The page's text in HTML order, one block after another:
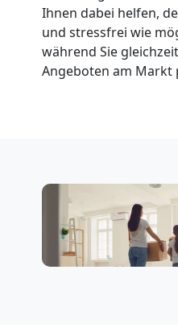
Ihnen dabei helfen,
und stressfrei wie
während Sie
Angeboten am Markt
Wiener
Neustadt
Wiener
Neustadt